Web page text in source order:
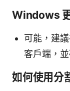
Windows
可能，建
客戶端，
如何使用分